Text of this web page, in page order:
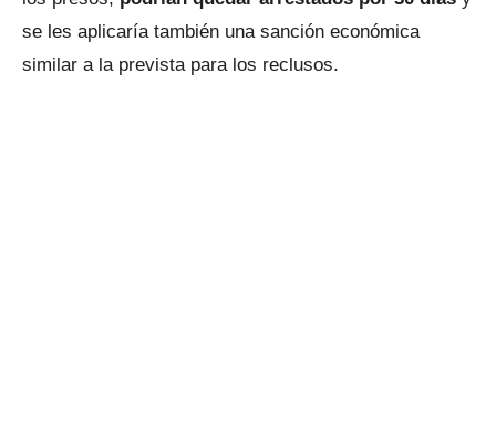
se les aplicaría también una sanción económica
similar a la prevista para los reclusos.